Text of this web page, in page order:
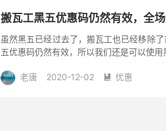
搬瓦工黑五优惠码仍然有效，全
虽然黑五已经过去了，搬瓦工也已经移除
五优惠码仍然有效，所以我们还是可以使
老唐 2020-12-02  优惠